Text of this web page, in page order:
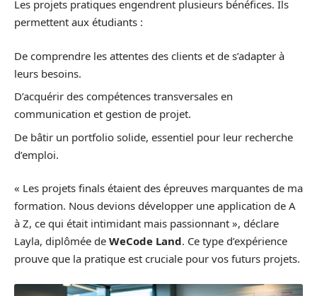
Les projets pratiques engendrent plusieurs bénéfices. Ils
permettent aux étudiants :
De comprendre les attentes des clients et de s’adapter à
leurs besoins.
D’acquérir des compétences transversales en
communication et gestion de projet.
De bâtir un portfolio solide, essentiel pour leur recherche
d’emploi.
« Les projets finals étaient des épreuves marquantes de ma
formation. Nous devions développer une application de A
à Z, ce qui était intimidant mais passionnant », déclare
Layla, diplômée de WeCode Land. Ce type d’expérience
prouve que la pratique est cruciale pour vos futurs projets.